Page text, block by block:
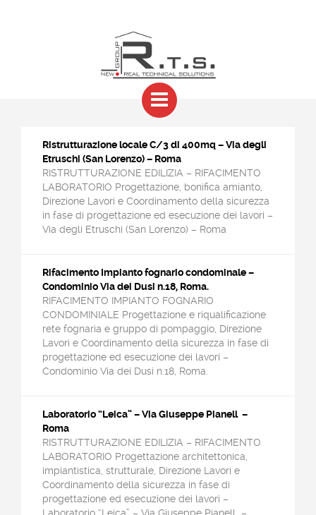
Ristrutturazione locale C/3 di 400mq – Via degli
Etruschi (San Lorenzo) – Roma
RISTRUTTURAZIONE EDILIZIA – RIFACIMENTO
LABORATORIO Progettazione, bonifica amianto,
Direzione Lavori e Coordinamento della sicurezza
in fase di progettazione ed esecuzione dei lavori –
Via degli Etruschi (San Lorenzo) – Roma
Rifacimento Impianto fognario condominale –
Condominio Via dei Dusi n.18, Roma.
RIFACIMENTO IMPIANTO FOGNARIO
CONDOMINIALE Progettazione e riqualificazione
rete fognaria e gruppo di pompaggio, Direzione
Lavori e Coordinamento della sicurezza in fase di
progettazione ed esecuzione dei lavori –
Condominio Via dei Dusi n.18, Roma.
Laboratorio “Leica” – Via Giuseppe Pianell –
Roma
RISTRUTTURAZIONE EDILIZIA – RIFACIMENTO
LABORATORIO Progettazione architettonica,
impiantistica, strutturale, Direzione Lavori e
Coordinamento della sicurezza in fase di
progettazione ed esecuzione dei lavori –